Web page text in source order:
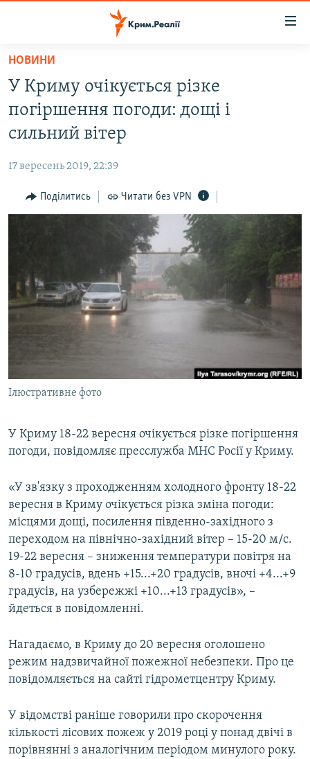
Перейти
основного
матеріалу
Перейти
до
основної
навігації
Перейти
до
ВОДА.КРИМ
ВІДЕО ТА ФОТО
БЛОГИ
ПОГЛЯД
ІНТЕРВ'Ю
ВСЕ ЗА ДЕНЬ
СПЕЦПРОЕКТИ
ДЕПОРТАЦІЯ
ВІДЕОУРОКИ «ELIFBE»
ІНФОГРАФІКА
ЯК ОБІЙТИ БЛОКУВАННЯ
Qırımtatar
ДОЛУЧАЙСЯ!
НОВИНИ
У Криму очікується різке
погіршення погоди: дощі і
сильний вітер
17 вересень 2019, 22:39
Поділитись Читати без VPN
Ілюстративне фото
У Криму 18-22 вересня очікується різке погіршення
погоди, повідомляє пресслужба МНС Росії у Криму.
«У зв'язку з проходженням холодного фронту 18-22
вересня в Криму очікується різка зміна погоди:
місцями дощі, посилення південно-західного з
переходом на північно-західний вітер – 15-20 м/с.
19-22 вересня – зниження температури повітря на
8-10 градусів, вдень +15...+20 градусів, вночі +4...+9
градусів, на узбережжі +10...+13 градусів», –
йдеться в повідомленні.
Нагадаємо, в Криму до 20 вересня оголошено
режим надзвичайної пожежної небезпеки. Про це
повідомляється на сайті гідрометцентру Криму.
У відомстві раніше говорили про скорочення
кількості лісових пожеж у 2019 році у понад двічі в
порівнянні з аналогічним періодом минулого року.